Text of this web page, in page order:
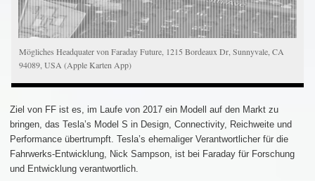
Mögliches Headquater von Faraday Future, 1215 Bordeaux Dr, Sunnyvale, CA
94089, USA (Apple Karten App)
Ziel von FF ist es, im Laufe von 2017 ein Modell auf den Markt zu
bringen, das Tesla’s Model S in Design, Connectivity, Reichweite und
Performance übertrumpft. Tesla’s ehemaliger Verantwortlicher für die
Fahrwerks-Entwicklung, Nick Sampson, ist bei Faraday für Forschung
und Entwicklung verantwortlich.